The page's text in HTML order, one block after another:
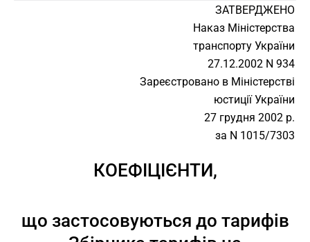
ЗАТВЕРДЖЕНО
Наказ Міністерства
транспорту України
27.12.2002 N 934
Зареєстровано в Міністерстві
юстиції України
27 грудня 2002 р.
за N 1015/7303
КОЕФІЦІЄНТИ,
що застосовуються до тарифів